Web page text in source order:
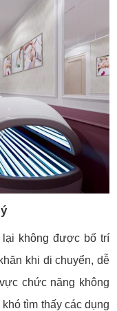
lại không được bố trí
khi di chuyển, dễ
chức năng không
tìm thấy các dụng